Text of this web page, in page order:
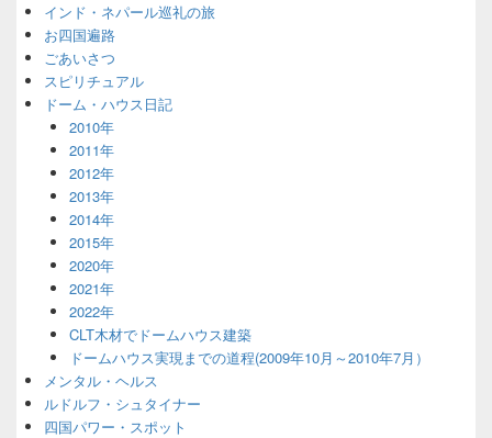
インド・ネパール巡礼の旅
お四国遍路
ごあいさつ
スピリチュアル
ドーム・ハウス日記
2010年
2011年
2012年
2013年
2014年
2015年
2020年
2021年
2022年
CLT木材でドームハウス建築
ドームハウス実現までの道程(2009年10月～2010年7月）
メンタル・ヘルス
ルドルフ・シュタイナー
四国パワー・スポット